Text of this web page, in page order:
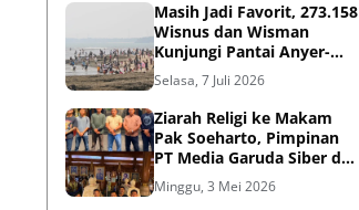
Masih Jadi Favorit, 273.158
Wisnus dan Wisman
Kunjungi Pantai Anyer-
Cinangka Selama Libur
Sekolah
Selasa, 7 Juli 2026
Ziarah Religi ke Makam
Pak Soeharto, Pimpinan
PT Media Garuda Siber dan
Redaksi Hormati Jasa Sang
Jendral Besar
Minggu, 3 Mei 2026